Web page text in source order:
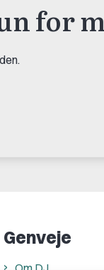
for
Genveje